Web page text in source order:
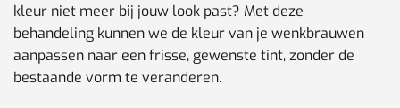
kleur niet meer bij jouw look past? Met deze
behandeling kunnen we de kleur van je wenkbrauwen
aanpassen naar een frisse, gewenste tint, zonder de
bestaande vorm te veranderen.